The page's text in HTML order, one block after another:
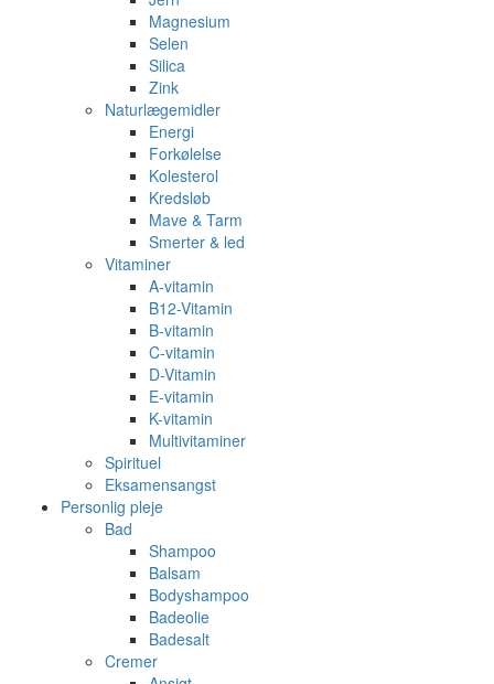
Magnesium
Selen
Silica
Zink
Naturlægemidler
Energi
Forkølelse
Kolesterol
Kredsløb
Mave & Tarm
Smerter & led
Vitaminer
A-vitamin
B12-Vitamin
B-vitamin
C-vitamin
D-Vitamin
E-vitamin
K-vitamin
Multivitaminer
Spirituel
Eksamensangst
Personlig pleje
Bad
Shampoo
Balsam
Bodyshampoo
Badeolie
Badesalt
Cremer